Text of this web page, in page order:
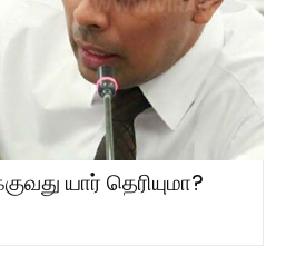
யார் தெரியுமா?